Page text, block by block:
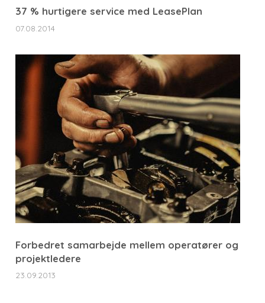
37 % hurtigere service med LeasePlan
07.08.2014
Forbedret samarbejde mellem operatører og
projektledere
23.09.2013